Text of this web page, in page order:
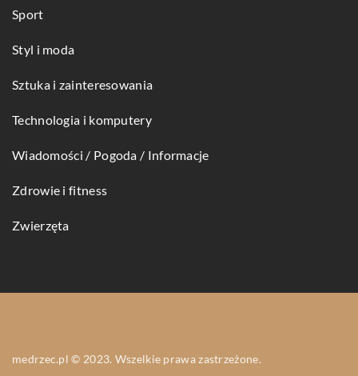
Sport
Styl i moda
Sztuka i zainteresowania
Technologia i komputery
Wiadomości / Pogoda / Informacje
Zdrowie i fitness
Zwierzęta
medrzec.pl © 2023. Wszelkie prawa zastrzeżone.